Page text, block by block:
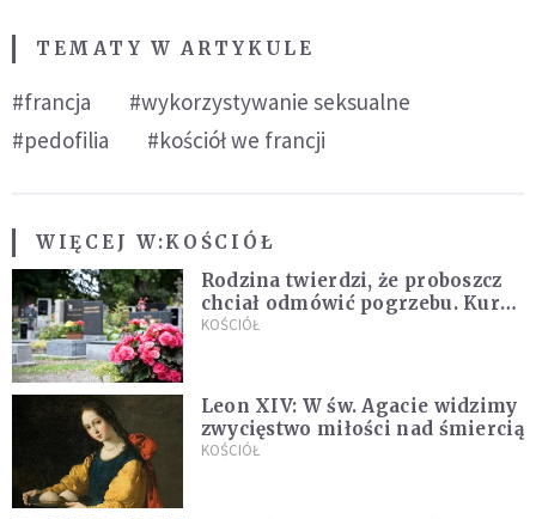
TEMATY W ARTYKULE
#francja
#wykorzystywanie seksualne
#pedofilia
#kościół we francji
WIĘCEJ W:KOŚCIÓŁ
Rodzina twierdzi, że proboszcz
chciał odmówić pogrzebu. Kuria
zapowiada wyjaśnienia
KOŚCIÓŁ
Leon XIV: W św. Agacie widzimy
zwycięstwo miłości nad śmiercią
KOŚCIÓŁ